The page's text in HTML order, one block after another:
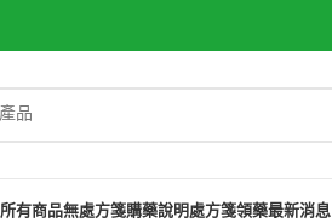
所有商品無處方箋購藥說明 處方箋領藥最新消息